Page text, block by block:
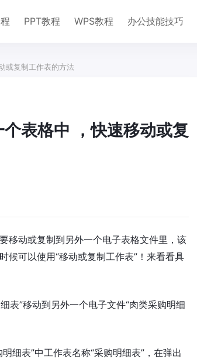
PPT教程 WPS教程 办公技能技巧
或复制工作表的方法
表格中 ，快速移动或复
移动或复制到另外一个电子表格文件里，该
候可以使用“移动或复制工作表”！来看看具
表”移动到另外一个电子文件“肉类采购明细
细表”中工作表名称“采购明细表”，在弹出